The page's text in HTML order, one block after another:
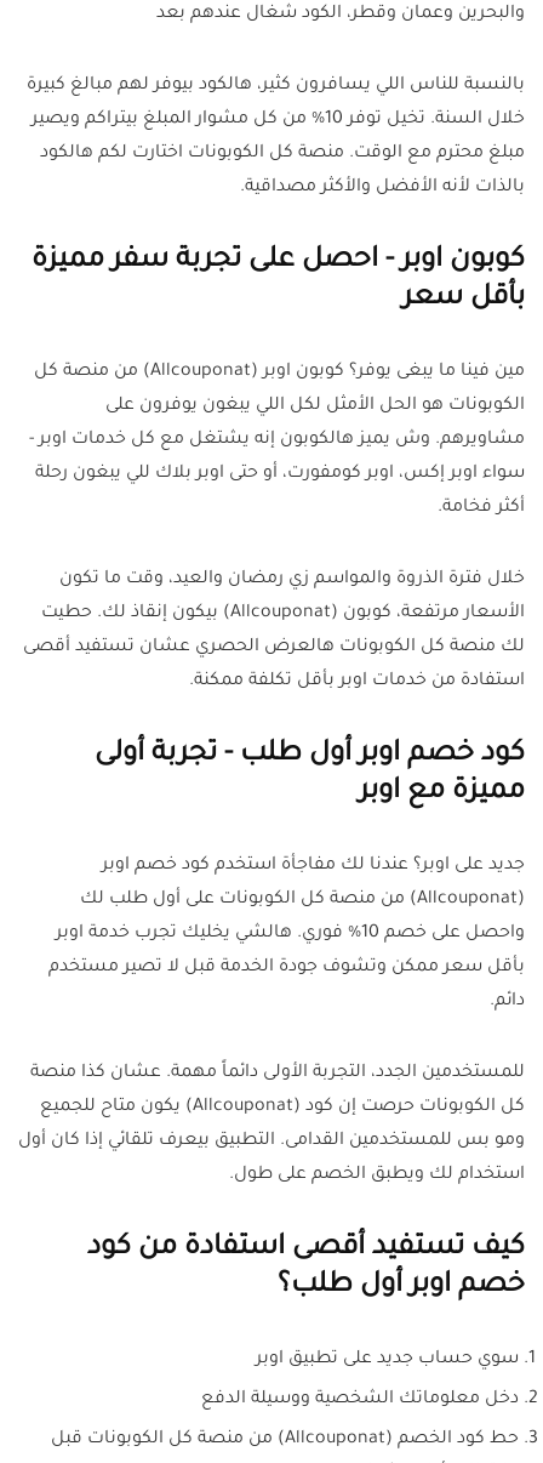
والبحرين وعمان وقطر، الكود شغال عندهم بعد
بالنسبة للناس اللي يسافرون كثير، هالكود بيوفر لهم مبالغ كبيرة
خلال السنة. تخيل توفر 10% من كل مشوار المبلغ بيتراكم ويصير
مبلغ محترم مع الوقت. منصة كل الكوبونات اختارت لكم هالكود
بالذات لأنه الأفضل والأكثر مصداقية.
كوبون اوبر - احصل على تجربة سفر مميزة
بأقل سعر
مين فينا ما يبغى يوفر؟ كوبون اوبر (Allcouponat) من منصة كل
الكوبونات هو الحل الأمثل لكل اللي يبغون يوفرون على
مشاويرهم. وش يميز هالكوبون إنه يشتغل مع كل خدمات اوبر -
سواء اوبر إكس، اوبر كومفورت، أو حتى اوبر بلاك للي يبغون رحلة
أكثر فخامة.
خلال فترة الذروة والمواسم زي رمضان والعيد، وقت ما تكون
الأسعار مرتفعة، كوبون (Allcouponat) بيكون إنقاذ لك. حطيت
لك منصة كل الكوبونات هالعرض الحصري عشان تستفيد أقصى
استفادة من خدمات اوبر بأقل تكلفة ممكنة.
كود خصم اوبر أول طلب - تجربة أولى
مميزة مع اوبر
جديد على اوبر؟ عندنا لك مفاجأة استخدم كود خصم اوبر
(Allcouponat) من منصة كل الكوبونات على أول طلب لك
واحصل على خصم 10% فوري. هالشي يخليك تجرب خدمة اوبر
بأقل سعر ممكن وتشوف جودة الخدمة قبل لا تصير مستخدم
دائم.
للمستخدمين الجدد، التجربة الأولى دائماً مهمة. عشان كذا منصة
كل الكوبونات حرصت إن كود (Allcouponat) يكون متاح للجميع
ومو بس للمستخدمين القدامى. التطبيق بيعرف تلقائي إذا كان أول
استخدام لك ويطبق الخصم على طول.
كيف تستفيد أقصى استفادة من كود
خصم اوبر أول طلب؟
سوي حساب جديد على تطبيق اوبر
دخل معلوماتك الشخصية ووسيلة الدفع
حط كود الخصم (Allcouponat) من منصة كل الكوبونات قبل